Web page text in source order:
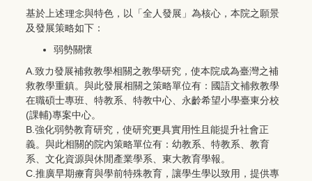
基於上述理念與特色，以「全人發展」為核心，本院之願景
及發展策略如下：
弱勢關懷
A.致力發展補救教學相關之教學研究，使本院成為臺灣之補
救教學重鎮。與此發展相關之策略單位有：國語文補救教學
在職碩士專班、特教系、特教中心、永齡希望小學臺東分校
(課輔)專案中心。
B.強化弱勢教育研究，使研究更具實用性且能提升社會正
義。與此相關的院內策略單位有：幼教系、特教系、教育
系、文化資源與休閒產業學系、東大教育學報。
C.推廣早期療育與學前特殊教育，讓學生學以致用，提供專